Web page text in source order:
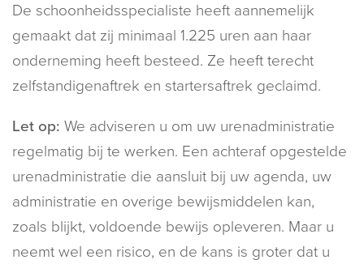
De schoonheidsspecialiste heeft aannemelijk
gemaakt dat zij minimaal 1.225 uren aan haar
onderneming heeft besteed. Ze heeft terecht
zelfstandigenaftrek en startersaftrek geclaimd.
Let op: We adviseren u om uw urenadministratie
regelmatig bij te werken. Een achteraf opgestelde
urenadministratie die aansluit bij uw agenda, uw
administratie en overige bewijsmiddelen kan,
zoals blijkt, voldoende bewijs opleveren. Maar u
neemt wel een risico, en de kans is groter dat u